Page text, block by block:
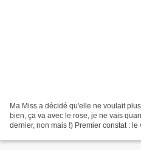
Ma Miss a décidé qu'elle ne voulait
bien, ça va avec le rose, je ne vais
dernier, non mais !) Premier constat : le